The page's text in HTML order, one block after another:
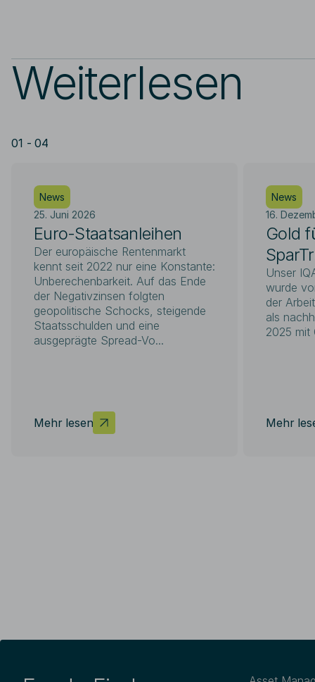
Weiterlesen
01 - 04
News
25. Juni 2026
Euro-Staatsanleihen
Der europäische Rentenmarkt
kennt seit 2022 nur eine Konstante:
Unberechenbarkeit. Auf das Ende
der Negativzinsen folgten
geopolitische Schocks, steigende
Staatsschulden und eine
ausgeprägte Spread-Vo...
Mehr lesen
News
16.
Gold
Unser
wurde
der
als
2025 mit
Mehr